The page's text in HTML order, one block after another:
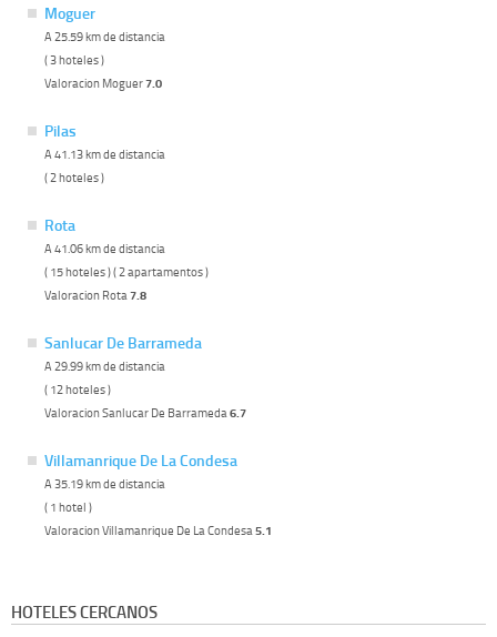
Moguer
A 25.59 km de distancia
( 3 hoteles )
Valoracion Moguer7.0
Pilas
A 41.13 km de distancia
( 2 hoteles )
Rota
A 41.06 km de distancia
( 15 hoteles ) ( 2 apartamentos )
Valoracion Rota 7.8
Sanlucar De Barrameda
A 29.99 km de distancia
( 12 hoteles )
Valoracion Sanlucar De Barrameda 6.7
Villamanrique De La Condesa
A 35.19 km de distancia
( 1 hotel )
Valoracion Villamanrique De La Condesa 5.1
HOTELES CERCANOS